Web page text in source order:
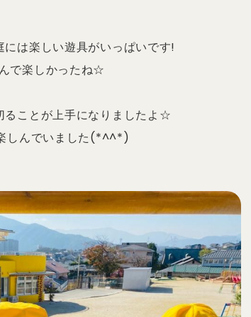
には楽しい遊具がいっぱいです!
で楽しかったね︎☆
ることが上手になりましたよ☆
楽しんでいました(*^^*)